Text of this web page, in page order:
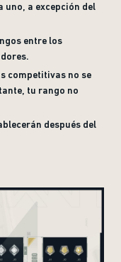
uno, a excepción del
entre los
competitivas no se
tu rango no
después del